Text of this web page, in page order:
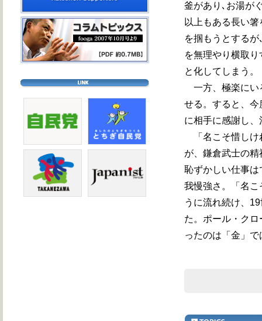
釜があり､お湯が
以上もある長い
を掴もうとする
を無理やり横取
と化してしまう。
一方、極楽にい
せる。すると、
に相手に感謝し
「名こそ惜しけ
が、鎌倉武士の
恥ずかしい仕事
我慢強さ。「名
うに流れ続け、
た。ポール・ク
ったのは「金」